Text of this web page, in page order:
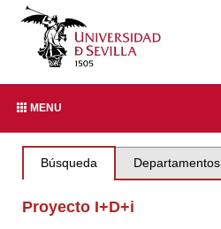
MENU
Búsqueda Departamentos
Proyecto I+D+i